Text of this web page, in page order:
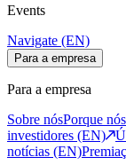
Events
Navigate (EN)
Para a empresa
Para a empresa
Sobre nósPorque nós
investidores (EN)
notícias (EN)